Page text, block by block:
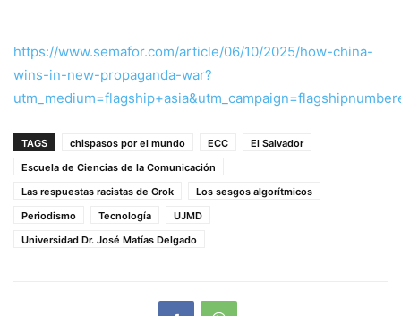
https://www.semafor.com/article/06/10/2025/how-china-
wins-in-new-propaganda-war?
TAGS chispasos por el mundo ECC
El Salvador
Escuela de Ciencias de la Comunicación
Las respuestas racistas de Grok
Los sesgos algorítmicos
Periodismo
Tecnología
UJMD
Universidad Dr. José Matías Delgado